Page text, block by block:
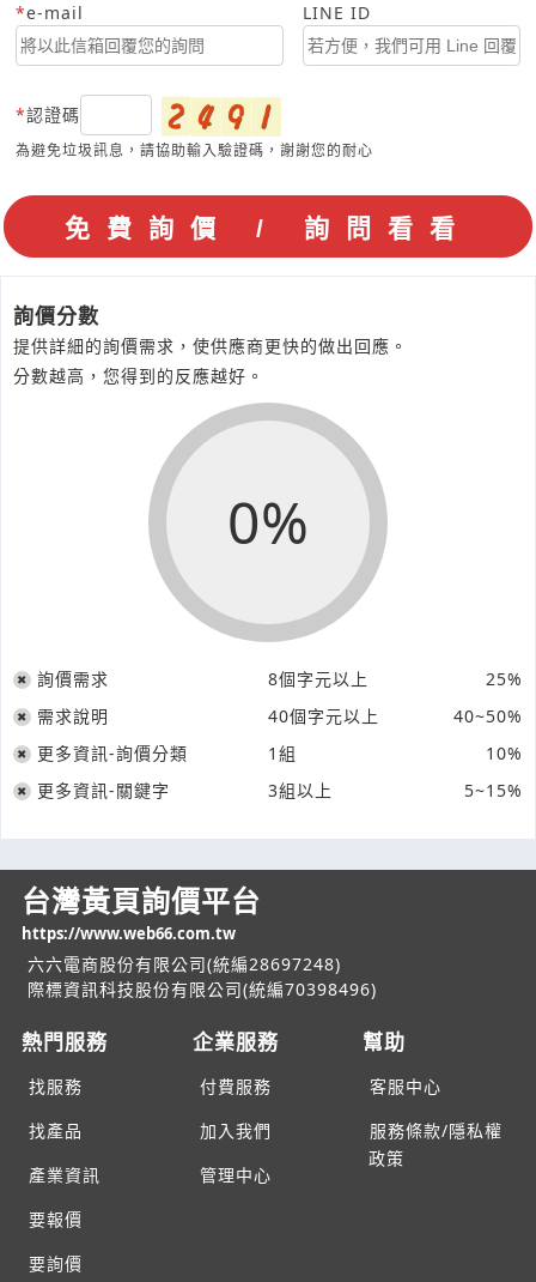
e-mail LINE ID
認證碼
為避免垃圾訊息，請協助輸入驗證碼，謝謝您的耐心
詢價分數
提供詳細的詢價需求，使供應商更快的做出回應。
分數越高，您得到的反應越好。
0%
詢價需求 8個字元以上
25%
需求說明
40個字元以上
40~50%
更多資訊-詢價分類
1組
10%
更多資訊-關鍵字
3組以上 5~15%
台灣黃頁詢價平台
https://www.web66.com.tw
六六電商股份有限公司(統編28697248)
際標資訊科技股份有限公司(統編70398496)
熱門服務
找服務
找產品
產業資訊
要報價
要詢價
企業服務
付費服務
加入我們
管理中心
幫助
客服中心
服務條款/隱私權
政策